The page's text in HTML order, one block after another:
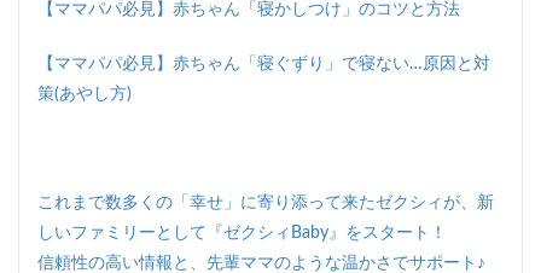
【ママパパ必見】赤ちゃん「寝かしつけ」のコツと方法
【ママパパ必見】赤ちゃん「寝ぐずり」で寝ない…原因と対
策(あやし方)
これまで数多くの「幸せ」に寄り添って来たゼクシィが、新
しいファミリーとして『ゼクシィBaby』をスタート！
信頼性の高い情報と、先輩ママのような温かさでサポート♪